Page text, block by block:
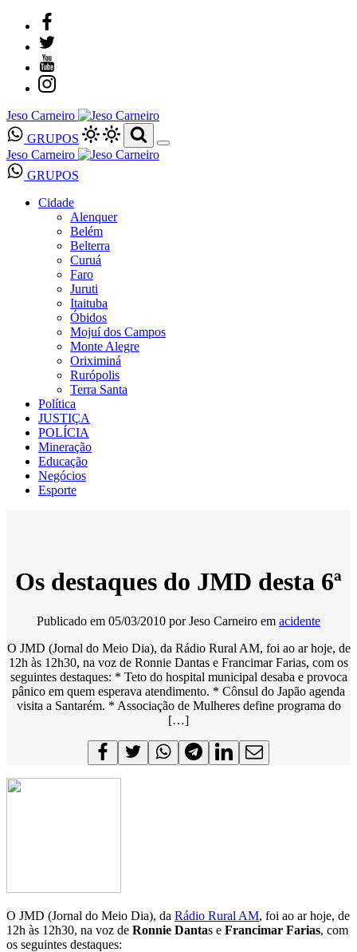
Jeso Carneiro
GRUPOS
Jeso Carneiro
GRUPOS
Cidade
Alenquer
Belém
Belterra
Curuá
Faro
Juruti
Itaituba
Óbidos
Mojuí dos Campos
Monte Alegre
Oriximiná
Rurópolis
Terra Santa
Política
JUSTIÇA
POLÍCIA
Mineração
Educação
Negócios
Esporte
Os destaques do JMD desta 6ª
Publicado em 05/03/2010 porJeso Carneiro em acidente
O JMD (Jornal do Meio Dia), da Rádio Rural AM, foi ao ar hoje, de
12h às 12h30, na voz de Ronnie Dantas e Francimar Farias, com os
seguintes destaques: * Teto do hospital municipal desaba e provoca
pânico em quem esperava atendimento. * Cônsul do Japão agenda
visita a Santarém. * Associação de Mulheres define programa do
[…]
O JMD (Jornal do Meio Dia), da Rádio Rural AM, foi ao ar hoje, de
12h às 12h30, na voz de Ronnie Dantas e Francimar Farias, com
os seguintes destaques: